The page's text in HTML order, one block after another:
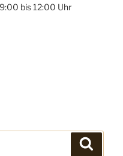
bis 12:00 Uhr